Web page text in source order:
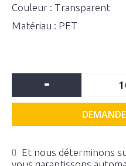
Couleur : Transparent
Matériau : PET
-
Et nous déterminons